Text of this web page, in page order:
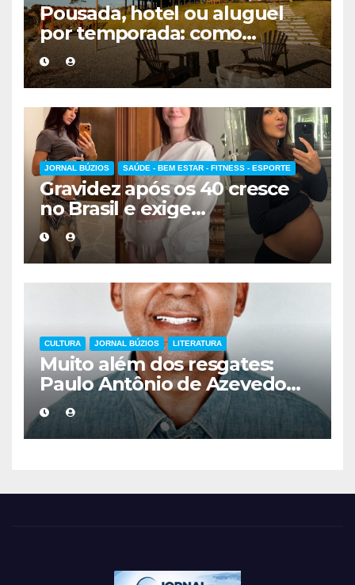
Pousada, hotel ou aluguel
por temporada: como
escolher a melhor
hospedagem
JORNAL BÚZIOS SAÚDE - BEM ESTAR - FITNESS - ESPORTE
Gravidez após os 40 cresce
no Brasil e exige
acompanhamento médico
mais cuidadoso
CULTURA JORNAL BÚZIOS LITERATURA
Muito além dos resgates:
Paulo Antônio de Azevedo
eterniza a coragem, a
humanidade e a missão dos
guarda-vidas na literatura